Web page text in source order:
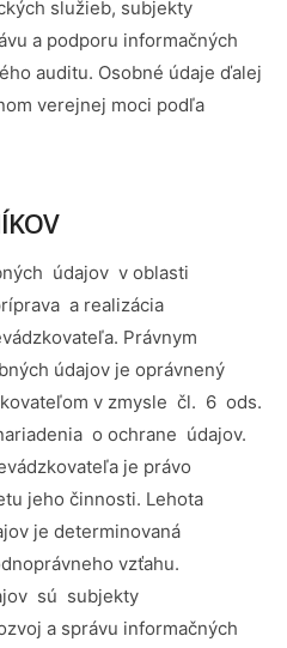
služieb, subjekty
a podporu informačných
auditu. Osobné údaje ďalej
verejnej moci podľa
údajov v oblasti
a realizácia
Právnym
údajov je oprávnený
v zmysle čl. 6 ods.
o ochrane údajov.
je právo
jeho činnosti. Lehota
je determinovaná
vzťahu.
sú subjekty
a správu informačných